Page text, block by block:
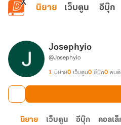
ข้ามไปยังเนื้อหาหลัก
นิยาย เว็บตูน อีบุ๊ก
Josephyio
@Josephyio
1 นิยาย0 เว็บตูน0 อีบุ๊ก0 คนติ
นิยาย เว็บตูน อีบุ๊ก คอลเ